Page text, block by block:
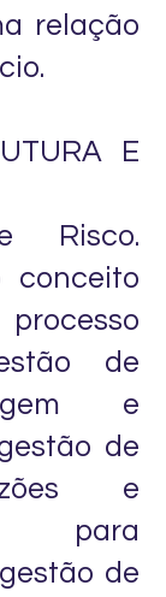
relação
E
Risco.
conceito
de
e
de
e
para
de